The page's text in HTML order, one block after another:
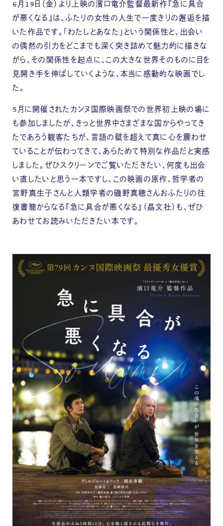
6月19日（金）より上映の濱口竜介監督最新作『急に具合
が悪くなる』は、ふたりの女性の人生で一度きりの邂逅を描
いた作品です。「わたしとあなた」という関係性と、出会い
の偶然の引力をどこまでも深く突き詰めて魅力的に描きな
がら、その関係性を起点に、この大きな世界そのものに目を
見開き手を伸ばしていくような、本当に感動的な映画でし
た。
5月に開催されたカンヌ国際映画祭での世界初上映の場に
も参加しましたが、きっと世界中さまざまな国からやってき
たであろう観客たちが、言語の壁を超えて真に心を震わせ
ていることが伝わってきて、あらためて特別な作品だと実感
しました。ぜひスクリーンでご覧いただきたい、何度も出会
い直したいと思う一本ですし、この映画の原作、哲学者の
宮野真生子さんと人類学者の磯野真穂さんおふたりの往
復書簡からなる『急に具合が悪くなる』（晶文社）も、ぜひ
あわせてお読みいただきたい本です。